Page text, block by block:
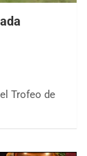
Trofeo de